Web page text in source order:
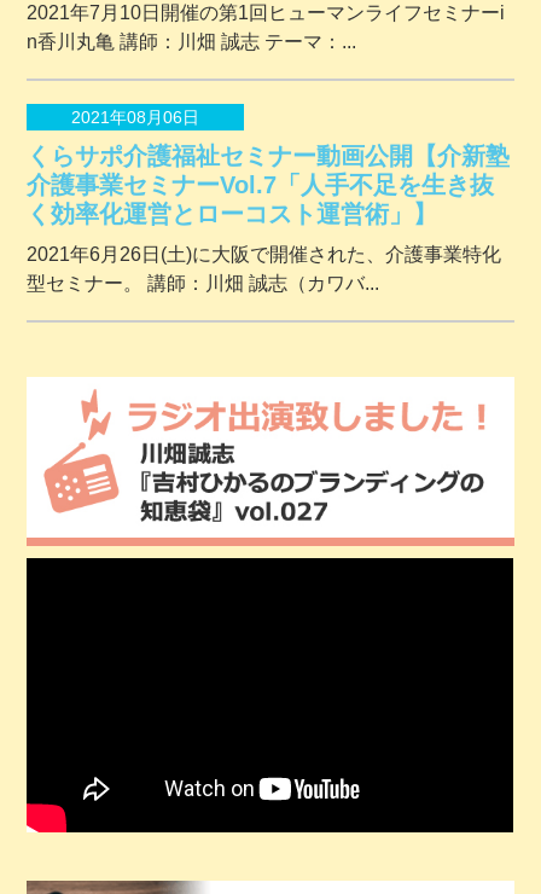
2021年7月10日開催の第1回ヒューマンライフセミナーi
n香川丸亀 講師：川畑 誠志 テーマ：...
2021年08月06日
くらサポ介護福祉セミナー動画公開【介新塾
介護事業セミナーVol.7「人手不足を生き抜
く効率化運営とローコスト運営術」】
2021年6月26日(土)に大阪で開催された、介護事業特化
型セミナー。 講師：川畑 誠志（カワバ...